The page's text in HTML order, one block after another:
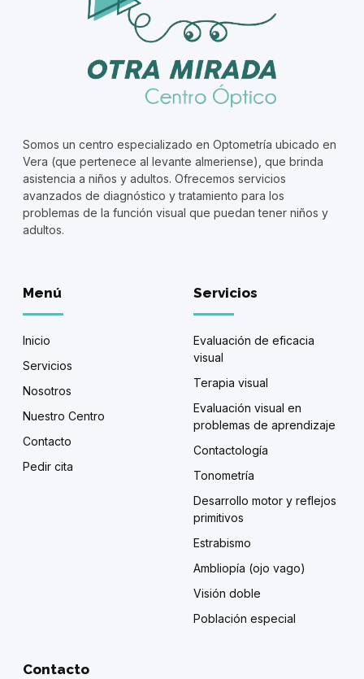
Somos un centro especializado en Optometría ubicado en
Vera (que pertenece al levante almeriense), que brinda
asistencia a niños y adultos. Ofrecemos servicios
avanzados de diagnóstico y tratamiento para los
problemas de la función visual que puedan tener niños y
adultos.
Menú
Inicio
Servicios
Nosotros
Nuestro Centro
Contacto
Pedir cita
Servicios
Evaluación de eficacia
visual
Terapia visual
Evaluación visual en
problemas de aprendizaje
Contactología
Tonometría
Desarrollo motor y reflejos
primitivos
Estrabismo
Ambliopía (ojo vago)
Visión doble
Población especial
Contacto